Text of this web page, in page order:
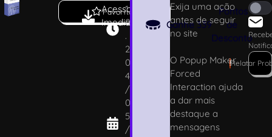
Favoritar
Acesso
Imediato
1.
0
.
2
0
4
/
0
5
/
Ganhe339
Pontos
de
Desconto
Exija uma ação
antes de seguir
no site
O Popup Maker
Forced
Interaction ajuda
a dar mais
destaque a
mensagens
!Relatar